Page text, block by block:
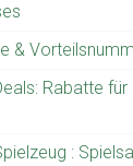
&
Rabatte für
: